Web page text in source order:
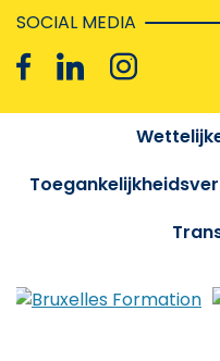
SOCIAL MEDIA